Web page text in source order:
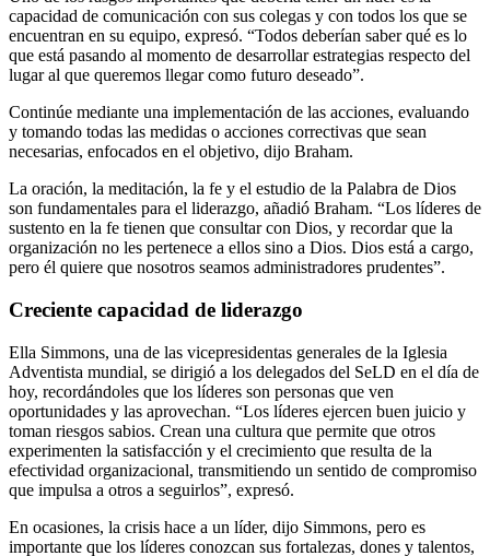
capacidad de comunicación con sus colegas y con todos los que se
encuentran en su equipo, expresó. “Todos deberían saber qué es lo
que está pasando al momento de desarrollar estrategias respecto del
lugar al que queremos llegar como futuro deseado”.
Continúe mediante una implementación de las acciones, evaluando
y tomando todas las medidas o acciones correctivas que sean
necesarias, enfocados en el objetivo, dijo Braham.
La oración, la meditación, la fe y el estudio de la Palabra de Dios
son fundamentales para el liderazgo, añadió Braham. “Los líderes de
sustento en la fe tienen que consultar con Dios, y recordar que la
organización no les pertenece a ellos sino a Dios. Dios está a cargo,
pero él quiere que nosotros seamos administradores prudentes”.
Creciente capacidad de liderazgo
Ella Simmons, una de las vicepresidentas generales de la Iglesia
Adventista mundial, se dirigió a los delegados del SeLD en el día de
hoy, recordándoles que los líderes son personas que ven
oportunidades y las aprovechan. “Los líderes ejercen buen juicio y
toman riesgos sabios. Crean una cultura que permite que otros
experimenten la satisfacción y el crecimiento que resulta de la
efectividad organizacional, transmitiendo un sentido de compromiso
que impulsa a otros a seguirlos”, expresó.
En ocasiones, la crisis hace a un líder, dijo Simmons, pero es
importante que los líderes conozcan sus fortalezas, dones y talentos,